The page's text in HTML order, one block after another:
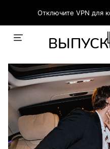
Отключите VPN для